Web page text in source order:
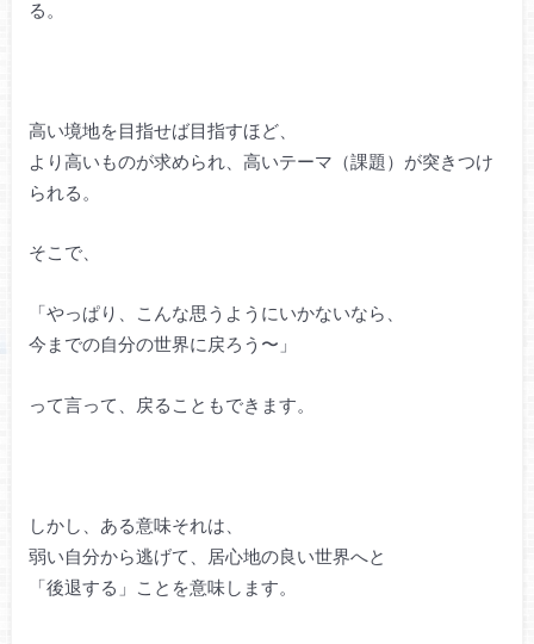
る。
高い境地を目指せば目指すほど、
より高いものが求められ、高いテーマ（課題）が突きつけ
られる。
そこで、
「やっぱり、こんな思うようにいかないなら、
今までの自分の世界に戻ろう〜」
って言って、戻ることもできます。
しかし、ある意味それは、
弱い自分から逃げて、居心地の良い世界へと
「後退する」ことを意味します。